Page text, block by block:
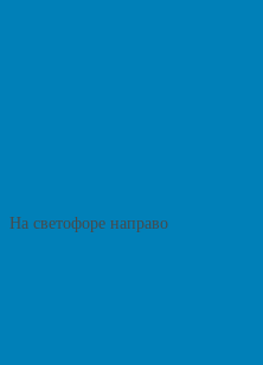
На светофоре направо